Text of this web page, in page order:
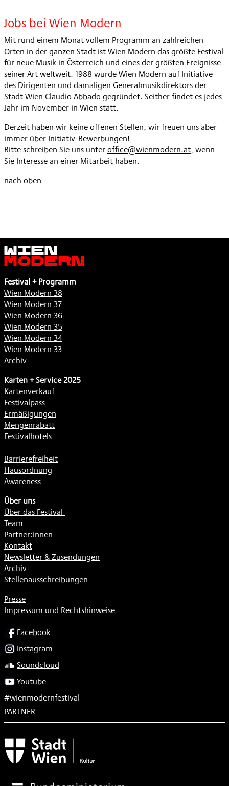
Jobs bei Wien Modern
Mit rund einem Monat vollem Programm an zahlreichen
Orten in der ganzen Stadt ist Wien Modern das größte Festival
für neue Musik in Österreich und eines der größten Ereignisse
seiner Art weltweit. 1988 wurde Wien Modern auf Initiative
des Dirigenten und damaligen Generalmusikdirektors der
Stadt Wien Claudio Abbado gegründet. Seither findet es jedes
Jahr im November in Wien statt.
Derzeit haben wir keine offenen Stellen, wir freuen uns aber
immer über Initiativ-Bewerbungen!
Bitte schreiben Sie uns unteroffice@wienmodern.at, wenn
Sie Interesse an einer Mitarbeit haben.
nach oben
Wien
Modern
Festival + Programm
Wien Modern 38
Wien Modern 37
Wien Modern 36
Wien Modern 35
Wien Modern 34
Wien Modern 33
Archiv
Karten + Service 2025
Kartenverkauf
Festivalpass
Ermäßigungen
Mengenrabatt
Festivalhotels
Barrierefreiheit
Hausordnung
Awareness
Über uns
Über das Festival
Team
Partner:innen
Kontakt
Newsletter & Zusendungen
Archiv
Stellenausschreibungen
Presse
Impressum und Rechtshinweise
SOCIALFacebook
Instagram
Soundcloud
Youtube
#wienmodernfestival
PARTNER
Subventionsgeber